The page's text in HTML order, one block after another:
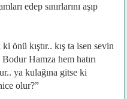
edep sınırlarını aşıp
önü kıştır.. kış ta isen sevin
Hamza hem hatırı
ya kulağına gitse ki
olur?”